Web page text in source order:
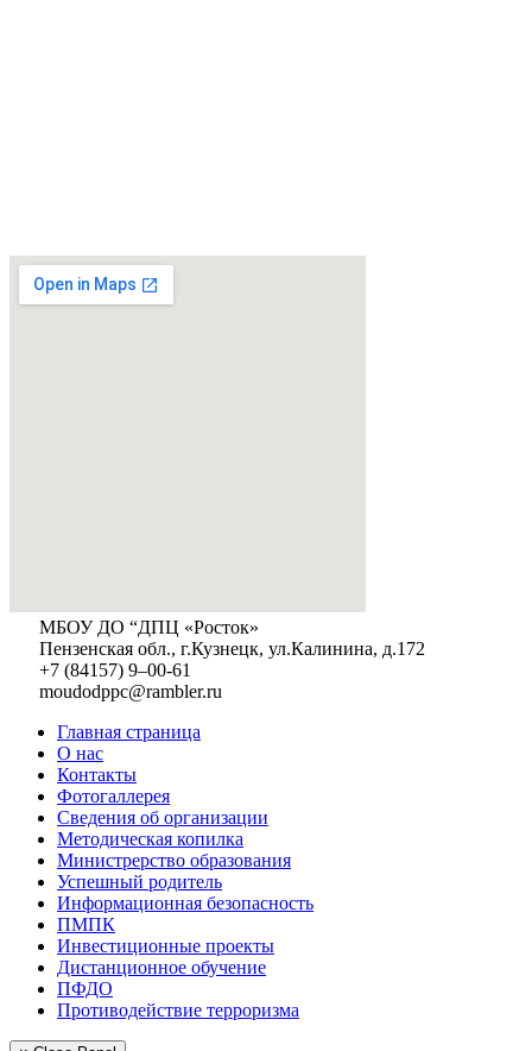
МБОУ ДО “ДПЦ «Росток»
Пензенская обл., г.Кузнецк, ул.Калинина, д.172
+7 (84157) 9–00-61
moudodppc@rambler.ru
Главная страница
О нас
Контакты
Фотогаллерея
Сведения об организации
Методическая копилка
Министрерство образования
Успешный родитель
Информационная безопасность
ПМПК
Инвестиционные проекты
Дистанционное обучение
ПФДО
Противодействие терроризма